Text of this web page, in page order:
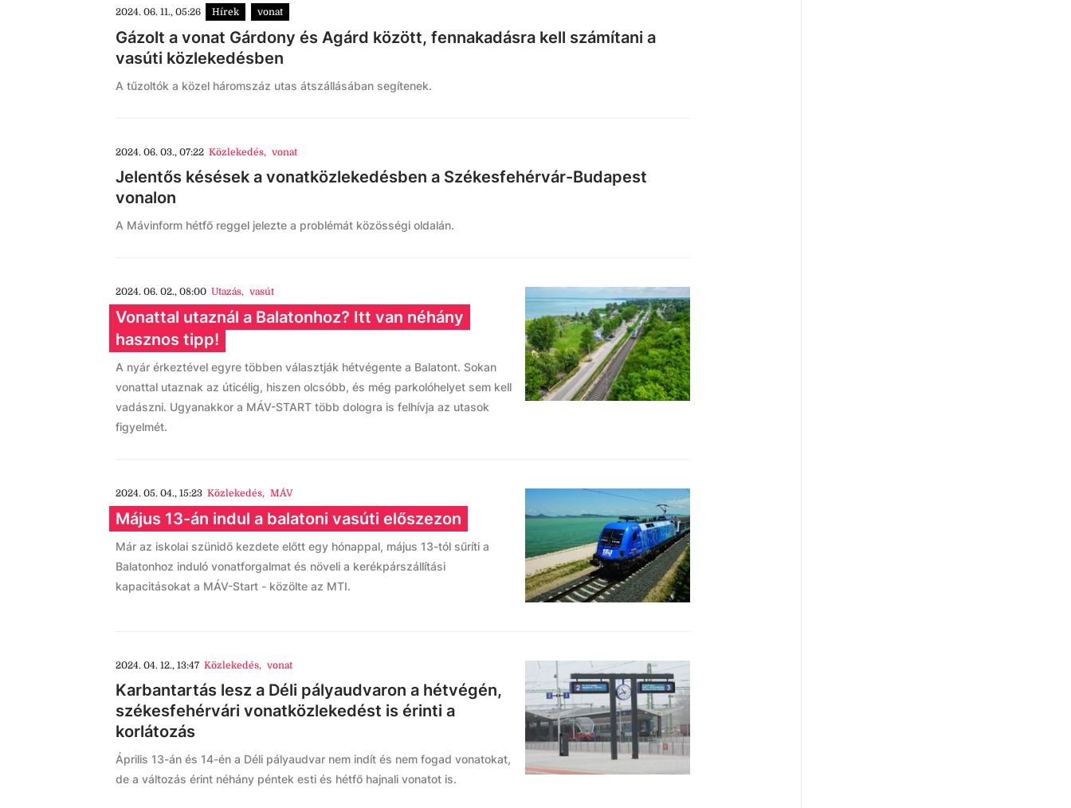
2024. 06. 11., 05:26 Hírek vonat
Gázolt a vonat Gárdony és Agárd között, fennakadásra kell számítani a
vasúti közlekedésben
A tűzoltók a közel háromszáz utas átszállásában segítenek.
2024. 06. 03., 07:22 Közlekedés, vonat
Jelentős késések a vonatközlekedésben a Székesfehérvár-Budapest
vonalon
A Mávinform hétfő reggel jelezte a problémát közösségi oldalán.
2024. 06. 02., 08:00 Utazás, vasút
Vonattal utaznál a Balatonhoz? Itt van néhány
hasznos tipp!
A nyár érkeztével egyre többen választják hétvégente a Balatont. Sokan
vonattal utaznak az úticélig, hiszen olcsóbb, és még parkolóhelyet sem kell
vadászni. Ugyanakkor a MÁV-START több dologra is felhívja az utasok
figyelmét.
2024. 05. 04., 15:23 Közlekedés, MÁV
Május 13-án indul a balatoni vasúti előszezon
Már az iskolai szünidő kezdete előtt egy hónappal, május 13-tól sűríti a
Balatonhoz induló vonatforgalmat és növeli a kerékpárszállítási
kapacitásokat a MÁV-Start - közölte az MTI.
2024. 04. 12., 13:47 Közlekedés, vonat
Karbantartás lesz a Déli pályaudvaron a hétvégén,
székesfehérvári vonatközlekedést is érinti a
korlátozás
Április 13-án és 14-én a Déli pályaudvar nem indít és nem fogad vonatokat,
de a változás érint néhány péntek esti és hétfő hajnali vonatot is.